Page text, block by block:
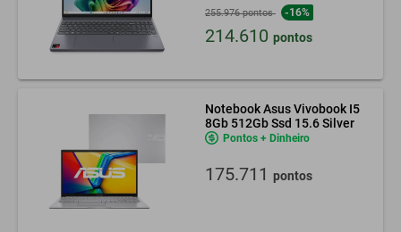
255.976 pontos -16%
214.610 pontos
Notebook Asus Vivobook I5
8Gb 512Gb Ssd 15.6 Silver
Pontos + Dinheiro
175.711 pontos